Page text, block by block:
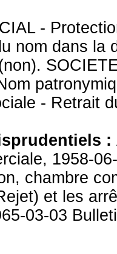
-
nom dans la
- Retrait
:
1958-
chambre
et les
03-03